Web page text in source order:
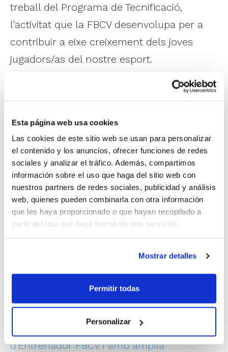
Esta página web usa cookies
Las cookies de este sitio web se usan para personalizar
el contenido y los anuncios, ofrecer funciones de redes
sociales y analizar el tráfico. Además, compartimos
información sobre el uso que haga del sitio web con
nuestros partners de redes sociales, publicidad y análisis
web, quienes pueden combinarla con otra información
que les haya proporcionado o que hayan recopilado a
partir del uso que haya hecho de sus servicios.
Mostrar detalles
Permitir todas
Personalizar
treball del Programa de Tecnificació,
l'activitat que la FBCV desenvolupa per a
contribuir a eixe creixement dels joves
jugadors/as del nostre esport.
Però en la Federació hem volgut fer un pas
teua formació fora de les pistes
aquest objectiu és amb el qual hem
dissenyat una activitat que està inclosa en
elPrograma de Formació Contínuaperò
que estarà dirigida expressament per als
jugadors/as, i més en concret a aquells de
categoria Infantil i Cadet.
T'animem a inscriure't en l'activitatFormar
més enllà de la pista: entrenadors i
jugadors, que serà impartida per
Pizcueta, entrenador superior, professor
d'Educació Física i dels Cursos
d'Entrenador FBCV i amb àmplia